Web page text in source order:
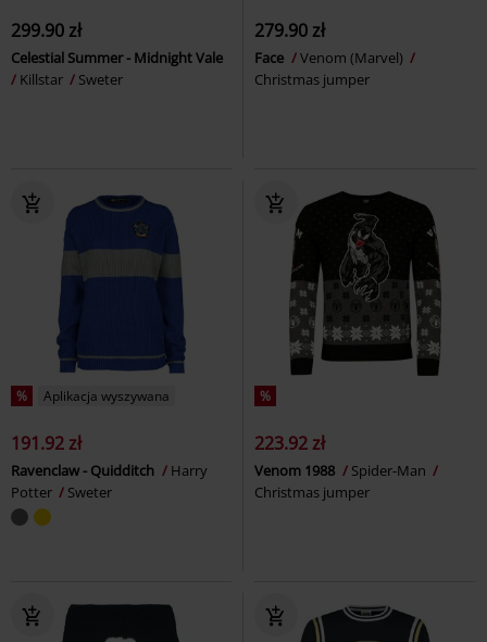
299.90 zł
Celestial Summer - Midnight Vale
Killstar
Sweter
279.90 zł
Face
Venom (Marvel)
Christmas jumper
% Aplikacja wyszywana
191.92 zł
Ravenclaw - Quidditch
Harry
Potter
Sweter
%
223.92 zł
Venom 1988
Spider-Man
Christmas jumper